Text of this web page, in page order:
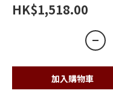
HK$1,518.00
加入購物車